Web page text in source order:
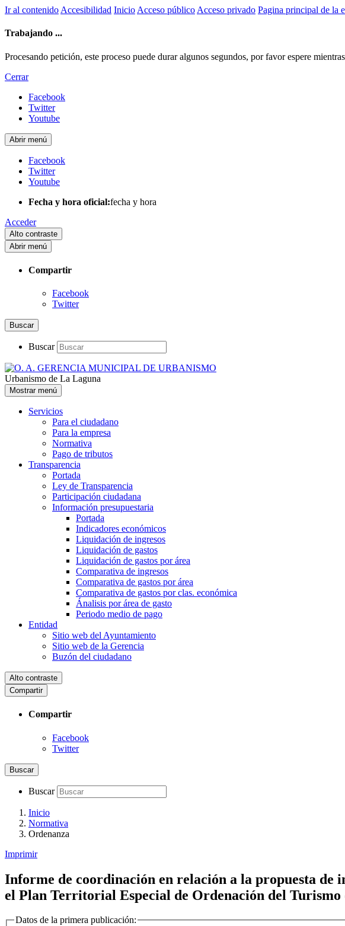
Ir al contenido Accesibilidad Inicio Acceso público Acceso privado Pagina principal de la
Trabajando ...
Procesando petición, este proceso puede durar algunos segundos, por favor espere
Cerrar
Facebook
Twitter
Youtube
Abrir menú
Facebook
Twitter
Youtube
Fecha y hora oficial:fecha y hora
Acceder
Alto contraste
Abrir menú
Compartir
Facebook
Twitter
Buscar
Buscar
Urbanismo de La Laguna
Mostrar menú
Servicios
Para el ciudadano
Para la empresa
Normativa
Pago de tributos
Transparencia
Portada
Ley de Transparencia
Participación ciudadana
Información presupuestaria
Portada
Indicadores económicos
Liquidación de ingresos
Liquidación de gastos
Liquidación de gastos por área
Comparativa de ingresos
Comparativa de gastos por área
Comparativa de gastos por clas. económica
Ánalisis por área de gasto
Periodo medio de pago
Entidad
Sitio web del Ayuntamiento
Sitio web de la Gerencia
Buzón del ciudadano
Alto contraste
Compartir
Compartir
Facebook
Twitter
Buscar
Buscar
Inicio
Normativa
Ordenanza
Imprimir
Informe de coordinación en relación a la propuesta de
el Plan Territorial Especial de Ordenación del Turismo
Datos de la primera publicación: